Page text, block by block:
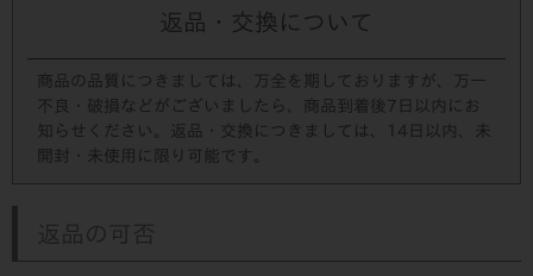
返品・交換について
商品の品質につきましては、万全を期しておりますが、万一
不良・破損などがございましたら、商品到着後7日以内にお
知らせください。返品・交換につきましては、14日以内、未
開封・未使用に限り可能です。
返品の可否